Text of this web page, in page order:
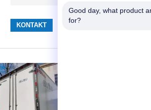
Good day, what product
for?